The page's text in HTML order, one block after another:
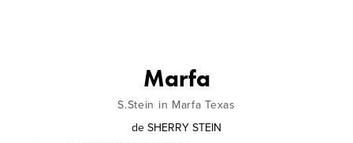
Marfa
S.Stein in Marfa Texas
de SHERRY STEIN